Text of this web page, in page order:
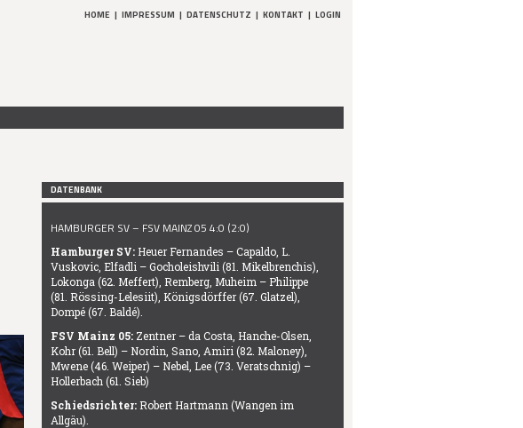
HOME | IMPRESSUM | DATENSCHUTZ | KONTAKT | LOGIN
DATENBANK
HAMBURGER SV – FSV MAINZ 05 4:0 (2:0)
Hamburger SV: Heuer Fernandes – Capaldo, L.
Vuskovic, Elfadli – Gocholeishvili (81. Mikelbrenchis),
Lokonga (62. Meffert), Remberg, Muheim – Philippe
(81. Rössing-Lelesiit), Königsdörffer (67. Glatzel),
Dompé (67. Baldé).
FSV Mainz 05: Zentner – da Costa, Hanche-Olsen,
Kohr (61. Bell) – Nordin, Sano, Amiri (82. Maloney),
Mwene (46. Weiper) – Nebel, Lee (73. Veratschnig) –
Hollerbach (61. Sieb)
Schiedsrichter: Robert Hartmann (Wangen im
Allgäu).